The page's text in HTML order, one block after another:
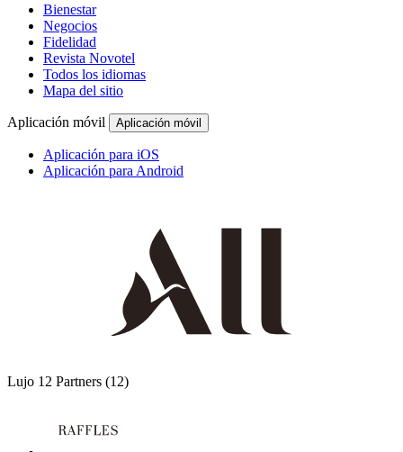
Bienestar
Negocios
Fidelidad
Revista Novotel
Todos los idiomas
Mapa del sitio
Aplicación móvil Aplicación móvil
Aplicación para iOS
Aplicación para Android
Lujo 12 Partners (12)